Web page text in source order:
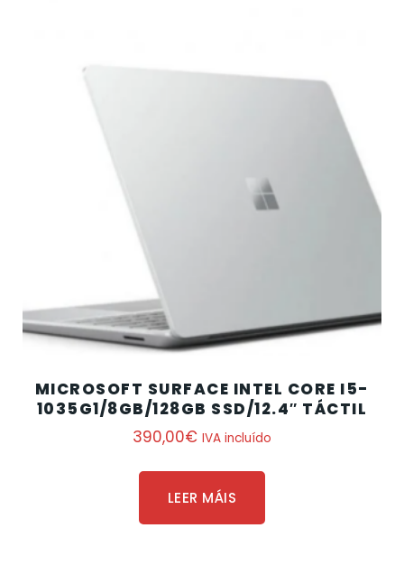
MICROSOFT SURFACE INTEL CORE I5-
1035G1/8GB/128GB SSD/12.4″ TÁCTIL
390,00€ IVA incluído
LEER MÁIS